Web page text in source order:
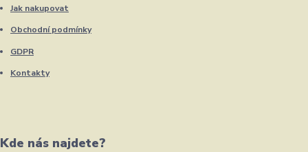
Jak nakupovat
Obchodní podmínky
GDPR
Kontakty
Kde nás najdete?